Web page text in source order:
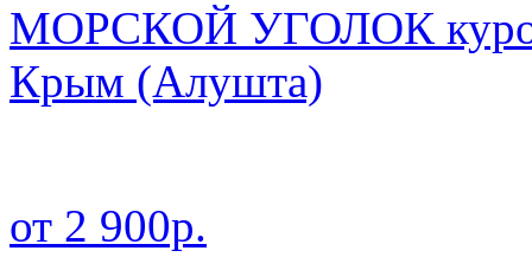
МОРСКОЙ УГОЛОК
Крым (Алушта)
от 2 900р.